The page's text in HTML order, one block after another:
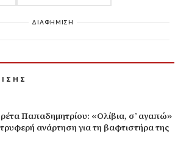
ΔΙΑΦΗΜΙΣΗ
Παπαδημητρίου: «Ολίβια, σ’ αγαπώ»
ανάρτηση για τη βαφτιστήρα της